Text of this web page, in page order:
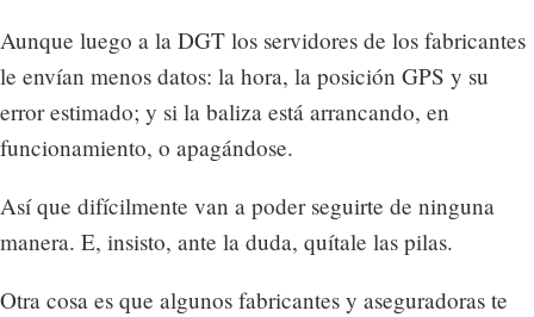
Aunque luego a la DGT los servidores de los fabricantes
le envían menos datos: la hora, la posición GPS y su
error estimado; y si la baliza está arrancando, en
funcionamiento, o apagándose.
Así que difícilmente van a poder seguirte de ninguna
manera. E, insisto, ante la duda, quítale las pilas.
Otra cosa es que algunos fabricantes y aseguradoras te